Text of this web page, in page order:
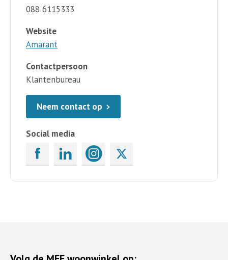
088 6115333
Website
Amarant
Contactpersoon
Klantenbureau
Neem contact op
Social media